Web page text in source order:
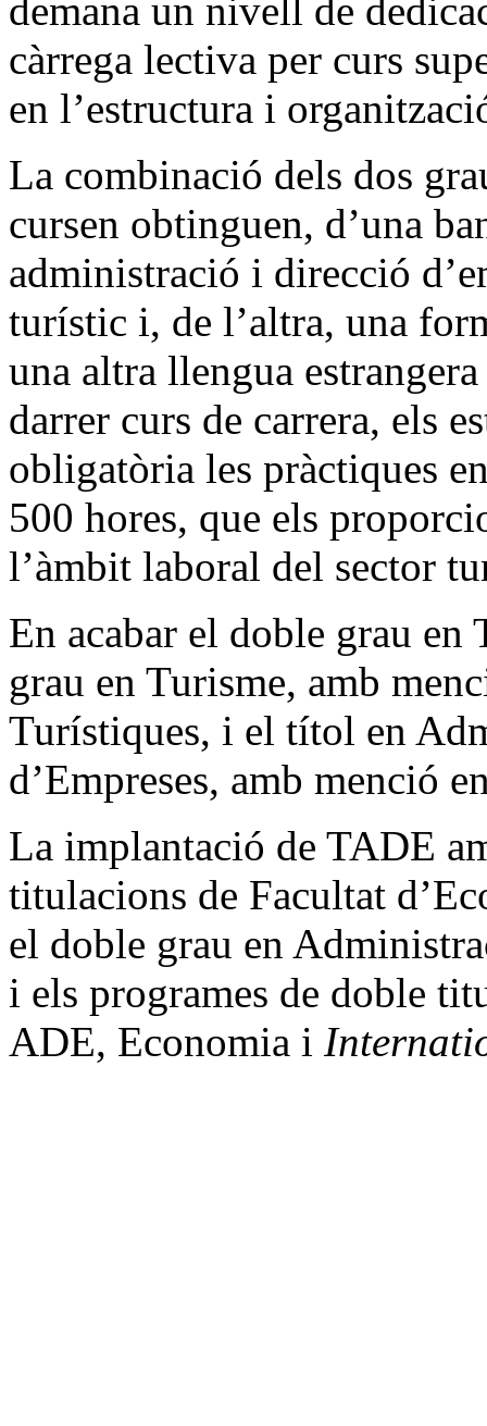
demana un nivell de
càrrega lectiva per curs
en l’estructura i
La combinació dels dos
cursen obtinguen, d’una
administració i direcció
turístic i, de l’altra, una
una altra llengua
darrer curs de carrera, els
obligatòria les pràctiques
500 hores, que els
l’àmbit laboral del sector
En acabar el doble grau
grau en Turisme, amb
Turístiques, i el títol en
d’Empreses, amb menció
La implantació de TADE
titulacions de Facultat
el doble grau en
i els programes de doble
ADE, Economia i